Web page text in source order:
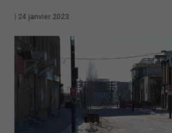
24 janvier 2023